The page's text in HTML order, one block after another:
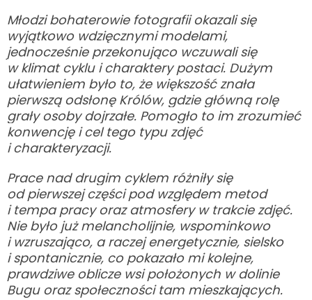
Młodzi bohaterowie fotografii okazali się
wyjątkowo wdzięcznymi modelami,
jednocześnie przekonująco wczuwali się
w klimat cyklu i charaktery postaci. Dużym
ułatwieniem było to, że większość znała
pierwszą odsłonę Królów, gdzie główną rolę
grały osoby dojrzałe. Pomogło to im zrozumieć
konwencję i cel tego typu zdjęć
i charakteryzacji.
Prace nad drugim cyklem różniły się
od pierwszej części pod względem metod
i tempa pracy oraz atmosfery w trakcie zdjęć.
Nie było już melancholijnie, wspominkowo
i wzruszająco, a raczej energetycznie, sielsko
i spontanicznie, co pokazało mi kolejne,
prawdziwe oblicze wsi położonych w dolinie
Bugu oraz społeczności tam mieszkających.